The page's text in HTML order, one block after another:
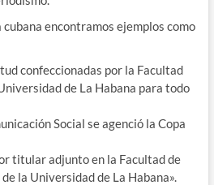
cubana encontramos ejemplos como
confeccionadas por la Facultad
de La Habana para todo
Social se agenció la Copa
titular adjunto en la Facultad de
la Universidad de La Habana».